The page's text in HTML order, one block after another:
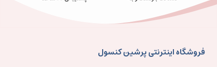
فروشگاه اینترنتی پرشین کنسول